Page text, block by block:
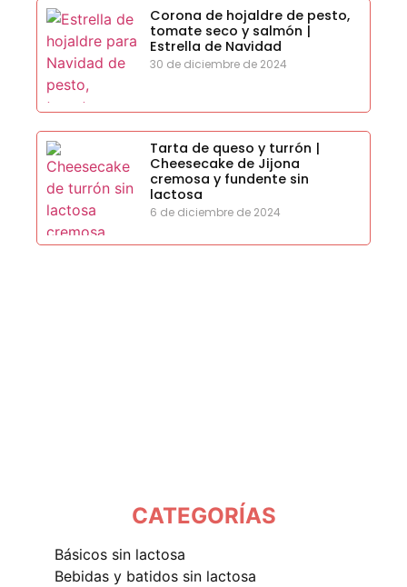
Corona de hojaldre de pesto,
tomate seco y salmón |
Estrella de Navidad
30 de diciembre de 2024
Tarta de queso y turrón |
Cheesecake de Jijona
cremosa y fundente sin
lactosa
6 de diciembre de 2024
CATEGORÍAS
básicos sin lactosa
bebidas y batidos sin lactosa